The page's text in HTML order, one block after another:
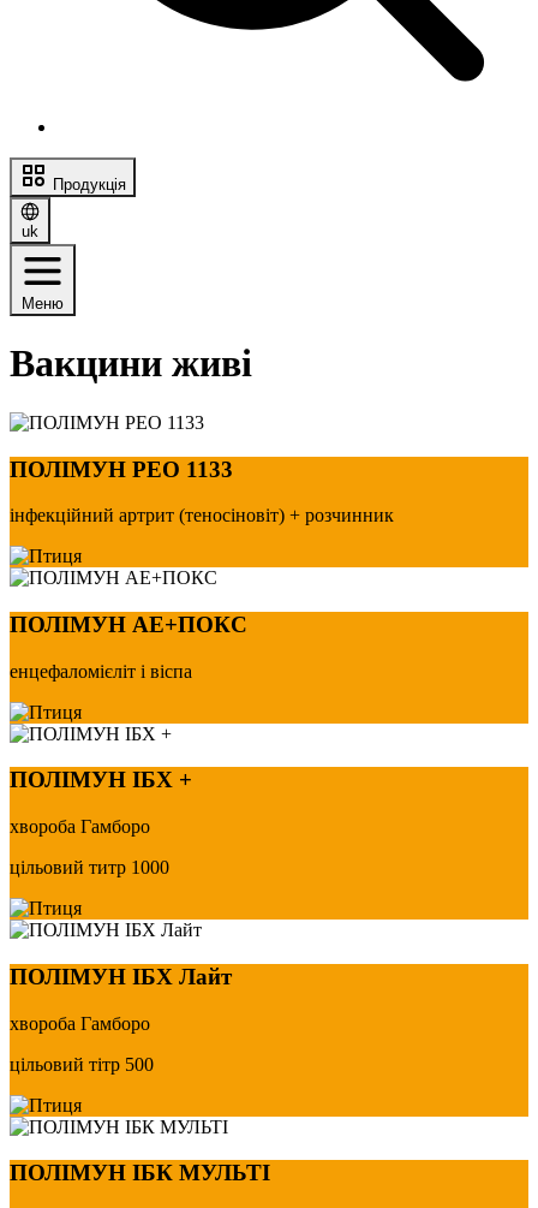
Продукція
uk
Меню
Вакцини живі
ПОЛІМУН РЕО 1133
інфекційний артрит (теносіновіт) + розчинник
ПОЛІМУН АЕ+ПОКС
енцефаломієліт і віспа
ПОЛІМУН ІБХ +
хвороба Гамборо
цільовий титр 1000
ПОЛІМУН ІБХ Лайт
хвороба Гамборо
цільовий тітр 500
ПОЛІМУН ІБК МУЛЬТІ